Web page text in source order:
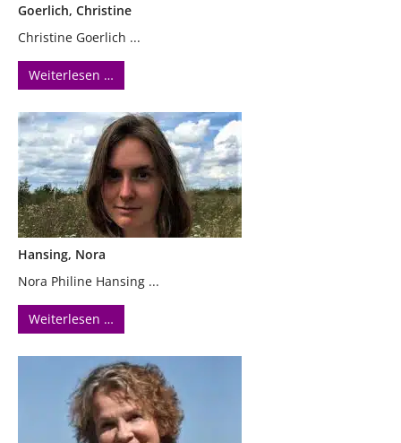
Goerlich, Christine
Christine Goerlich ...
Weiterlesen …
Hansing, Nora
Nora Philine Hansing ...
Weiterlesen …